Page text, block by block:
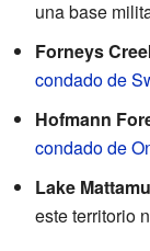
una base
Forneys
condado de
Hofmann
condado de
Lake
este territorio